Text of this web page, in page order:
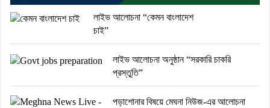
লাইভ আলোচনা “কেমন বাংলাদেশ
চাই”
লাইভ আলোচনা অনুষ্ঠান “সরকারি চাকরি
প্রস্তুতি”
পড়াশোনার বিষয়ে মেঘনা নিউজ-এর আলোচনা